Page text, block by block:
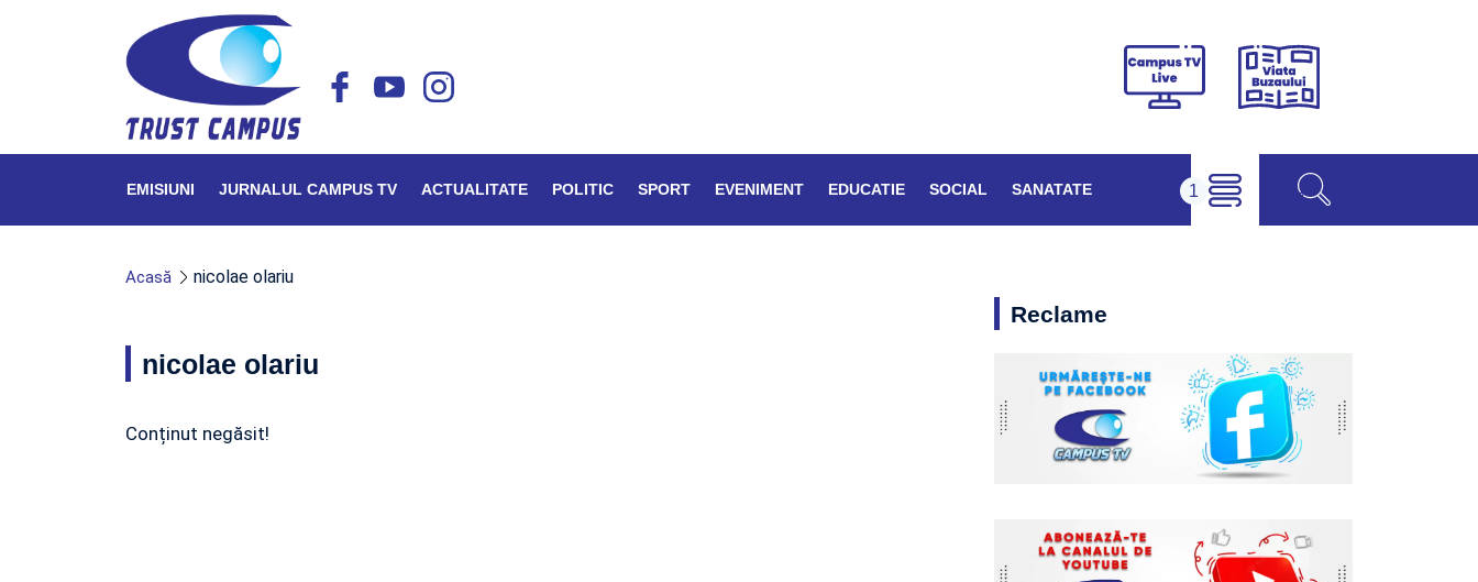
Campus
Viața
EMISIUNI JURNALUL CAMPUS TV ACTUALITATE POLITIC SPORT EVENIMENT EDUCATIE SOCIAL SANATATE
Acasă nicolae olariu
nicolae olariu
Conținut negăsit!
Reclame